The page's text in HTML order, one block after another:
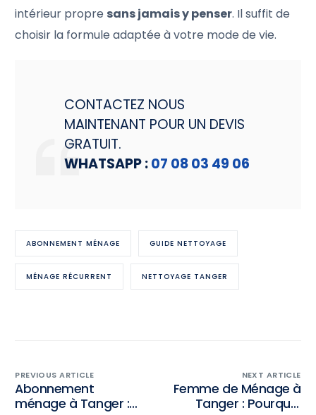
intérieur propre sans jamais y penser. Il suffit de
choisir la formule adaptée à votre mode de vie.
CONTACTEZ NOUS
MAINTENANT POUR UN DEVIS
GRATUIT.
WHATSAPP :07 08 03 49 06
ABONNEMENT MÉNAGE GUIDE NETTOYAGE
MÉNAGE RÉCURRENT NETTOYAGE TANGER
PREVIOUS ARTICLE
Abonnement
ménage à Tanger :
NEXT ARTICLE
Femme de Ménage à
Tanger : Pourquoi